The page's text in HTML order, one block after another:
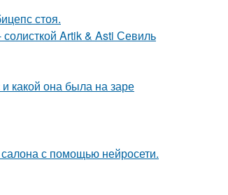
стоя.
Artik & Asti Севиль
какой она была на заре
с помощью нейросети.